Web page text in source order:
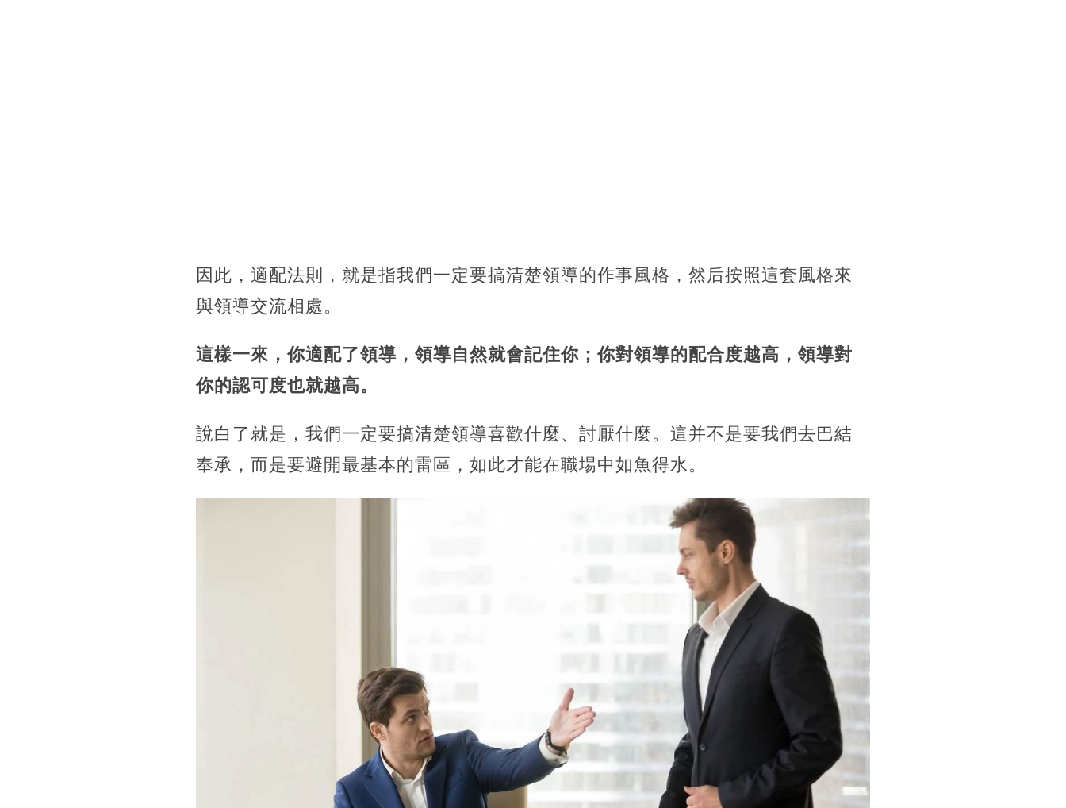
因此，適配法則，就是指我們一定要搞清楚領導的作事風格，然后按照這套風格來
與領導交流相處。
這樣一來，你適配了領導，領導自然就會記住你；你對領導的配合度越高，領導對
你的認可度也就越高。
說白了就是，我們一定要搞清楚領導喜歡什麼、討厭什麼。這并不是要我們去巴結
奉承，而是要避開最基本的雷區，如此才能在職場中如魚得水。